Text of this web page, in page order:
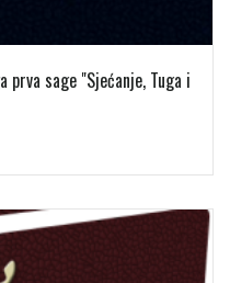
sage "Sjećanje, Tuga i